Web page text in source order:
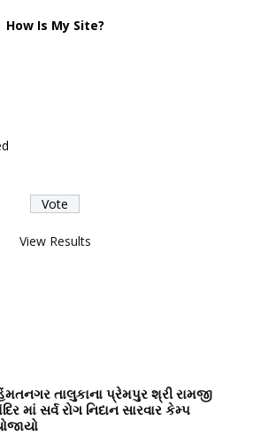
How Is My Site?
View Results
તાલુકાના પ્રેમપુર શ્રી રામજી
માં સર્વ રોગ નિદાન સારવાર કેમ્પ